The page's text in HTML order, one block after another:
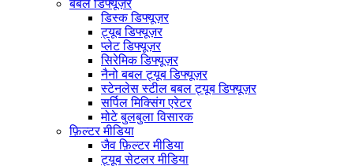
बबल डिफ्यूज़र
डिस्क डिफ्यूज़र
ट्यूब डिफ्यूज़र
प्लेट डिफ्यूज़र
सिरेमिक डिफ्यूज़र
नैनो बबल ट्यूब डिफ्यूज़र
स्टेनलेस स्टील बबल ट्यूब डिफ्यूज़र
सर्पिल मिक्सिंग एरेटर
मोटे बुलबुला विसारक
फ़िल्टर मीडिया
जैव फ़िल्टर मीडिया
ट्यूब सेटलर मीडिया